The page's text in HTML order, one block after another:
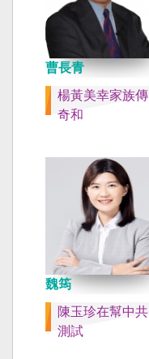
曹長青
楊黃美幸家族傳
奇和
魏筠
陳玉珍在幫中共
測試